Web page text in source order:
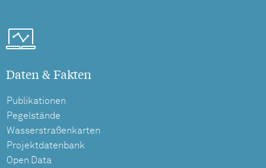
Daten & Fakten
Publikationen
Pegelstände
Wasserstraßenkarten
Projektdatenbank
Open Data